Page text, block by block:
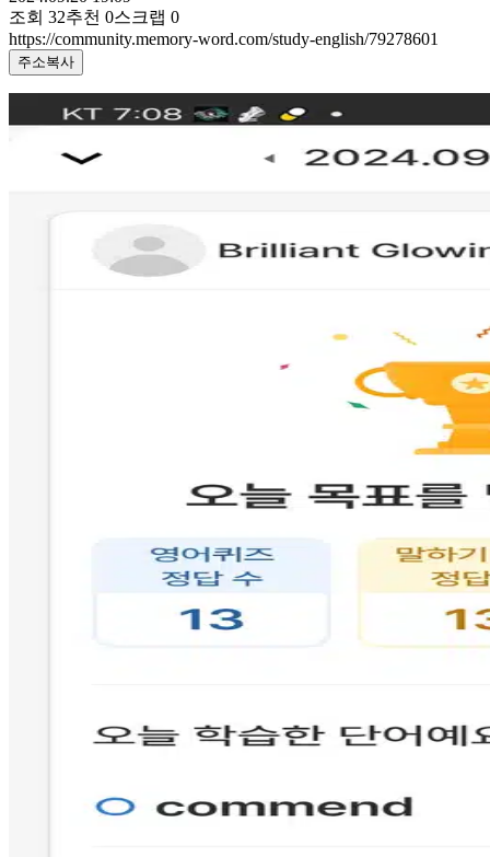
조회 32추천 0스크랩 0
https://community.memory-word.com/study-english/79278601
주소복사